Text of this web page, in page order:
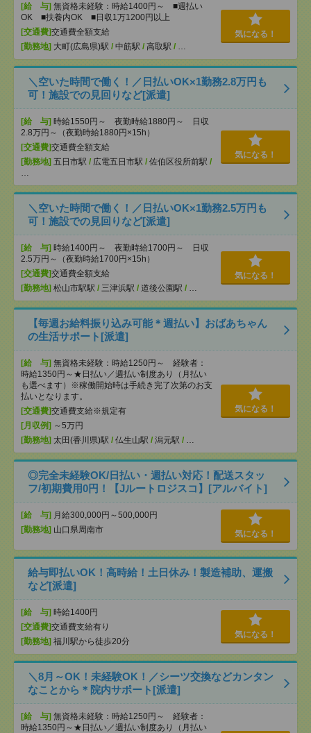
[給 与] 無資格未経験：時給1400円～ ■週払い
OK ■扶養内OK ■日収1万1200円以上
[交通費]交通費全額支給
[勤務地] 大町(広島県)駅 / 中筋駅 / 高取駅 / …
気になる！
＼空いた時間で働く！／日払いOK×1勤務2.8万円も
可！施設での見回りなど[派遣]
[給 与] 時給1550円～ 夜勤時給1880円～ 日収
2.8万円～（夜勤時給1880円×15h）
[交通費]交通費全額支給
[勤務地] 五日市駅 / 広電五日市駅 / 佐伯区役所前駅 /
…
気になる！
＼空いた時間で働く！／日払いOK×1勤務2.5万円も
可！施設での見回りなど[派遣]
[給 与] 時給1400円～ 夜勤時給1700円～ 日収
2.5万円～（夜勤時給1700円×15h）
[交通費]交通費全額支給
[勤務地] 松山市駅駅 / 三津浜駅 / 道後公園駅 / …
気になる！
【毎週お給料振り込み可能＊週払い】おばあちゃん
の生活サポート[派遣]
[給 与] 無資格未経験：時給1250円～ 経験者：
時給1350円～★日払い／週払い制度あり（月払い
も選べます）※稼働開始時は手続き完了次第のお支
払いとなります。
[交通費]交通費支給※規定有
[月収例] ～5万円
[勤務地] 太田(香川県)駅 / 仏生山駅 / 潟元駅 / …
気になる！
◎完全未経験OK/日払い・週払い対応！配送スタッ
フ/初期費用0円！【Jルートロジスコ】[アルバイト]
[給 与] 月給300,000円～500,000円
[勤務地] 山口県周南市 気になる！
給与即払いOK！高時給！土日休み！製造補助、運搬
など[派遣]
[給 与] 時給1400円
[交通費]交通費支給有り
[勤務地] 福川駅から徒歩20分
気になる！
＼8月～OK！未経験OK！／シーツ交換などカンタン
なことから＊院内サポート[派遣]
[給 与] 無資格未経験：時給1250円～ 経験者：
時給1350円～★日払い／週払い制度あり（月払い